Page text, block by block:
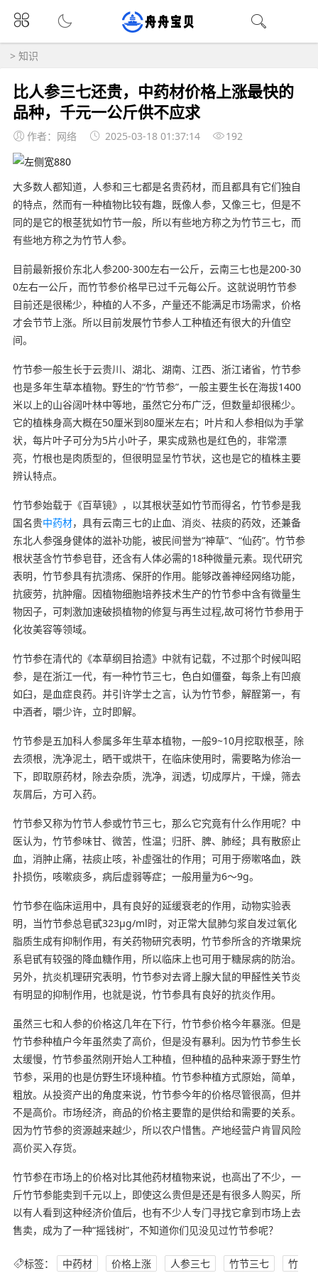
> 知识
比人参三七还贵，中药材价格上涨最快的
品种，千元一公斤供不应求
作者：网络 2025-03-18 01:37:14 192
大多数人都知道，人参和三七都是名贵药材，而且都具有它们独自
的特点，然而有一种植物比较有趣，既像人参，又像三七，但是不
同的是它的根茎犹如竹节一般，所以有些地方称之为竹节三七，而
有些地方称之为竹节人参。
目前最新报价东北人参200-300左右一公斤，云南三七也是200-30
0左右一公斤，而竹节参价格早已过千元每公斤。这就说明竹节参
目前还是很稀少，种植的人不多，产量还不能满足市场需求，价格
才会节节上涨。所以目前发展竹节参人工种植还有很大的升值空
间。
竹节参一般生长于云贵川、湖北、湖南、江西、浙江诸省，竹节参
也是多年生草本植物。野生的“竹节参”，一般主要生长在海拔1400
米以上的山谷阔叶林中等地，虽然它分布广泛，但数量却很稀少。
它的植株身高大概在50厘米到80厘米左右；叶片和人参相似为手掌
状，每片叶子可分为5片小叶子，果实成熟也是红色的，非常漂
亮，竹根也是肉质型的，但很明显呈竹节状，这也是它的植株主要
辨认特点。
竹节参始载于《百草镜》，以其根状茎如竹节而得名，竹节参是我
国名贵中药材，具有云南三七的止血、消炎、祛痰的药效，还兼备
东北人参强身健体的滋补功能，被民间誉为“神草”、“仙药”。竹节参
根状茎含竹节参皂苷，还含有人体必需的18种微量元素。现代研究
表明，竹节参具有抗溃疡、保肝的作用。能够改善神经网络功能，
抗疲劳，抗肿瘤。因植物细胞培养技术生产的竹节参中含有微量生
物因子，可刺激加速破损植物的修复与再生过程,故可将竹节参用于
化妆美容等领域。
竹节参在清代的《本草纲目拾遗》中就有记载，不过那个时候叫昭
参，是在浙江一代，有一种竹节三七，色白如僵蚕，每条上有凹痕
如臼，是血症良药。并引许学士之言，认为竹节参，解酲第一，有
中酒者，嚼少许，立时即解。
竹节参是五加科人参属多年生草本植物，一般9~10月挖取根茎，除
去须根，洗净泥土，晒干或烘干，在临床使用时，需要略为修治一
下，即取原药材，除去杂质，洗净，润透，切成厚片，干燥，筛去
灰屑后，方可入药。
竹节参又称为竹节人参或竹节三七，那么它究竟有什么作用呢？中
医认为，竹节参味甘、微苦，性温；归肝、脾、肺经；具有散瘀止
血，消肿止痛，祛痰止咳，补虚强壮的作用；可用于痨嗽咯血，跌
扑损伤，咳嗽痰多，病后虚弱等症；一般用量为6～9g。
竹节参在临床运用中，具有良好的延缓衰老的作用，动物实验表
明，当竹节参总皂甙323μg/ml时，对正常大鼠肺匀浆自发过氧化
脂质生成有抑制作用，有关药物研究表明，竹节参所含的齐墩果烷
系皂甙有较强的降血糖作用，所以临床上也可用于糖尿病的防治。
另外，抗炎机理研究表明，竹节参对去肾上腺大鼠的甲醛性关节炎
有明显的抑制作用，也就是说，竹节参具有良好的抗炎作用。
虽然三七和人参的价格这几年在下行，竹节参价格今年暴涨。但是
竹节参种植户今年虽然卖了高价，但是没有暴利。因为竹节参生长
太缓慢，竹节参虽然刚开始人工种植，但种植的品种来源于野生竹
节参，采用的也是仿野生环境种植。竹节参种植方式原始，简单，
粗放。从投资产出的角度来说，竹节参今年的价格尽管很高，但并
不是高价。市场经济，商品的价格主要靠的是供给和需要的关系。
因为竹节参的资源越来越少，所以农户惜售。产地经营户肯冒风险
高价买入存货。
竹节参在市场上的价格对比其他药材植物来说，也高出了不少，一
斤竹节参能卖到千元以上，即使这么贵但是还是有很多人购买，所
以有人看到这种经济价值后，也有不少人专门寻找它拿到市场上去
售卖，成为了一种“摇钱树”，不知道你们见没见过竹节参呢？
标签： 中药材 价格上涨 人参三七 竹节三七 竹